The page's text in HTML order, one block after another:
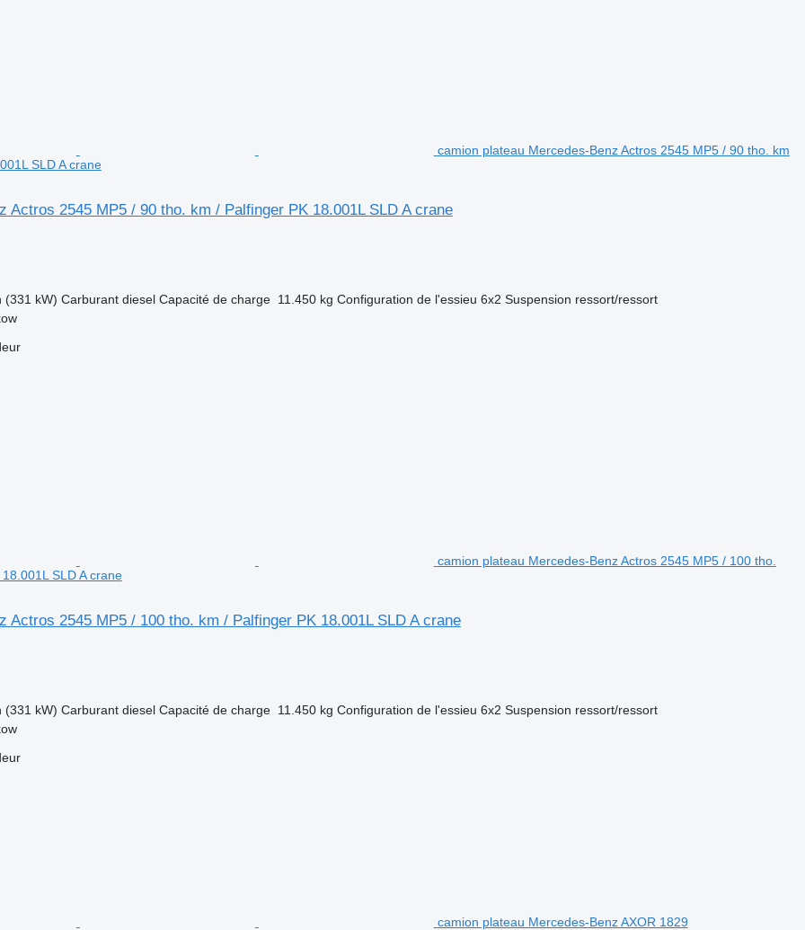
camion plateau Mercedes-Benz Actros 2545 MP5 / 90 tho. km
SLD A crane
Actros 2545 MP5 / 90 tho. km / Palfinger PK 18.001L SLD A crane
(331 kW) Carburant diesel Capacité de charge 11.450 kg Configuration de l'essieu 6x2 Suspension ressort/ressort
camion plateau Mercedes-Benz Actros 2545 MP5 / 100 tho.
SLD A crane
Actros 2545 MP5 / 100 tho. km / Palfinger PK 18.001L SLD A crane
(331 kW) Carburant diesel Capacité de charge 11.450 kg Configuration de l'essieu 6x2 Suspension ressort/ressort
camion plateau Mercedes-Benz AXOR 1829